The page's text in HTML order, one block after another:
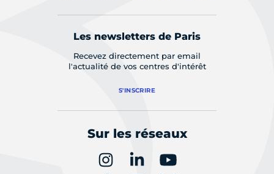
Les newsletters de Paris
Recevez directement par email
l'actualité de vos centres d'intérêt
S'INSCRIRE
Sur les réseaux